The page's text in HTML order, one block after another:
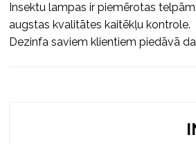
Insektu lampas ir piemērotas
augstas kvalitātes kaitēkļu kontrole.
Dezinfa saviem klientiem piedāvā